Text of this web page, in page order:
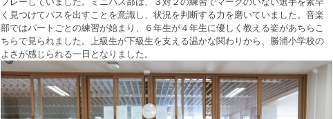
く見つけてパスを出すことを意識し、状況を判断する力を磨いていました。音楽
部ではパートごとの練習が始まり、６年生が４年生に優しく教える姿があちらこ
ちらで見られました。上級生が下級生を支える温かな関わりから、勝浦小学校の
よさが感じられる一日となりました。